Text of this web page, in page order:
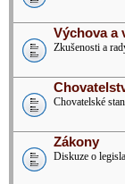
Výchova a
Zkušenosti a
Chovatelské
Zákony
Diskuze o